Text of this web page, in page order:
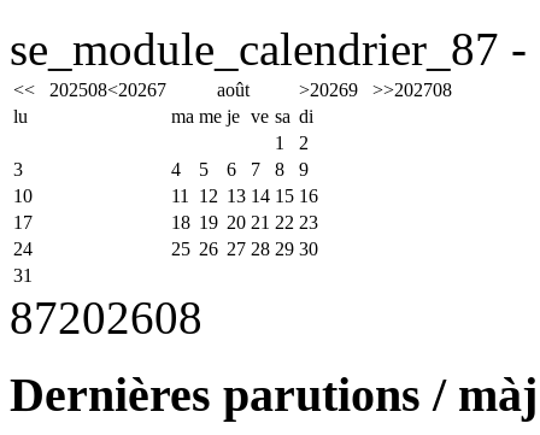
se_module_calendrier_87
<< 202508<20267 août >20269 >>202708
lu
ma me je ve sa di
1
2
3
4 5 6 7 8
9
10
11 12 13 14 15 16
17
18 19 20 21 22 23
24
25 26 27 28 29 30
31
87202608
Dernières parutions / màj